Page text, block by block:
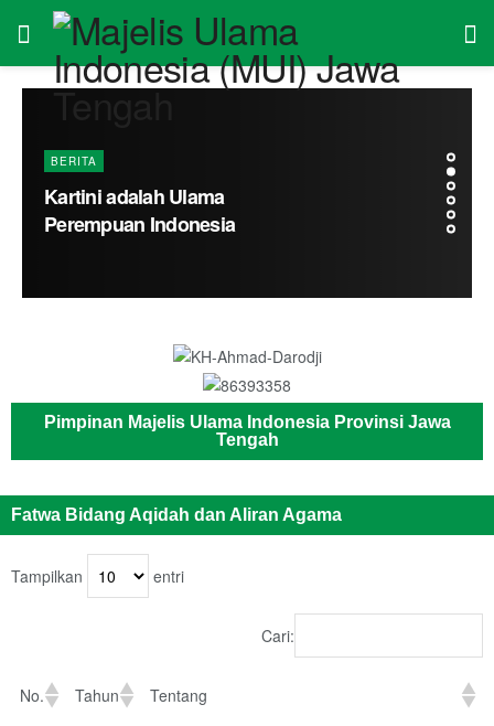
BERITA
Kartini adalah Ulama
Perempuan Indonesia
Pimpinan Majelis Ulama Indonesia Provinsi Jawa
Tengah
Fatwa Bidang Aqidah dan Aliran Agama
Tampilkan entri
Cari:
No. Tahun
Tentang